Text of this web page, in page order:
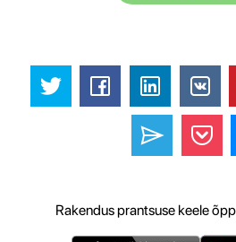
Rakendus prantsuse keele